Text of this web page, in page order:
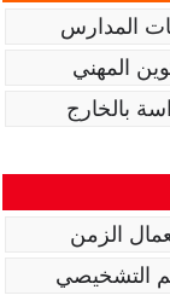
المدارس
المهني
بالخارج
الزمن
التشخيصي